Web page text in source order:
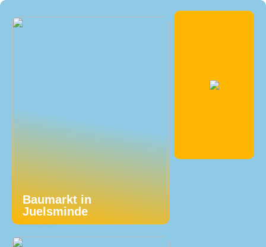
Baumarkt in
Juelsminde